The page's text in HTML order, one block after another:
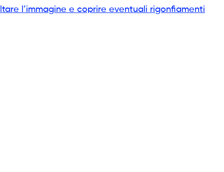
l’immagine e coprire eventuali rigonfiamenti